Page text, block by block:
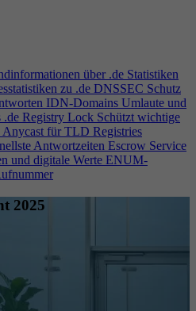
über .de Statistiken
zu .de DNSSEC Schutz
IDN-Domains Umlaute und
.de Registry Lock Schützt wichtige
Anycast für TLD Registries
Antwortzeiten Escrow Service
und digitale Werte ENUM-
2025